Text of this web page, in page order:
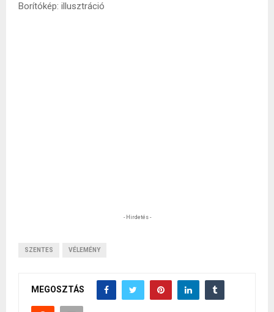
Borítókép: illusztráció
- Hirdetés -
SZENTES VÉLEMÉNY
MEGOSZTÁS